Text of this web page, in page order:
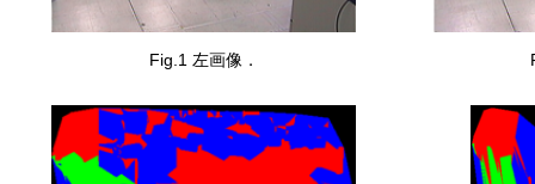
Fig.1 左画像．